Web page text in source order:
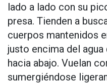
lado a lado con su
presa. Tienden a
cuerpos mantenidos
justo encima del
hacia abajo. Vuelan
sumergiéndose